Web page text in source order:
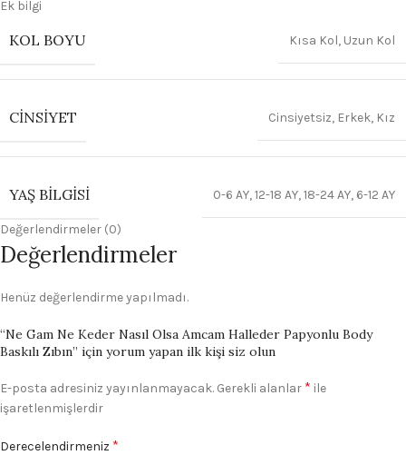
Ek bilgi
KOL BOYU Kısa Kol, Uzun Kol
CINSIYET Cinsiyetsiz, Erkek, Kız
YAŞ BILGISI 0-6 AY,12-18 AY,18-24 AY, 6-12 AY
Değerlendirmeler (0)
Değerlendirmeler
Henüz değerlendirme yapılmadı.
“Ne Gam Ne Keder Nasıl Olsa Amcam Halleder Papyonlu Body
Baskılı Zıbın” için yorum yapan ilk kişi siz olun
E-posta adresiniz yayınlanmayacak. Gerekli alanlar * ile
işaretlenmişlerdir
Derecelendirmeniz *